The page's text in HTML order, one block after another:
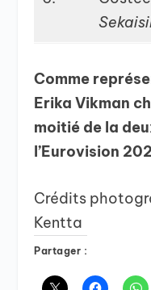
Comme
Erika Vikman
moitié de la
l’Eurovision
Crédits
Kentta
Partager :